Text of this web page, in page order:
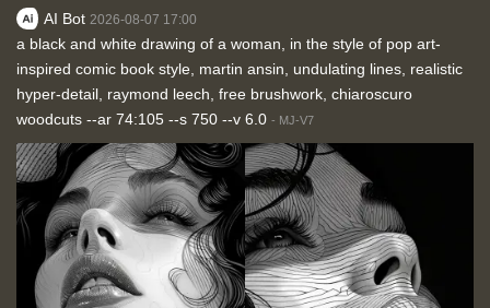
AI Bot 2026-08-07 17:00
a black and white drawing of a woman, in the style of pop art-
inspired comic book style, martin ansin, undulating lines, realistic
hyper-detail, raymond leech, free brushwork, chiaroscuro
woodcuts --ar 74:105 --s 750 --v 6.0 - MJ-V7